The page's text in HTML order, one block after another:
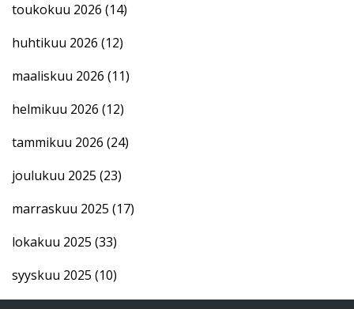
toukokuu 2026 (14)
huhtikuu 2026 (12)
maaliskuu 2026 (11)
helmikuu 2026 (12)
tammikuu 2026 (24)
joulukuu 2025 (23)
marraskuu 2025 (17)
lokakuu 2025 (33)
syyskuu 2025 (10)